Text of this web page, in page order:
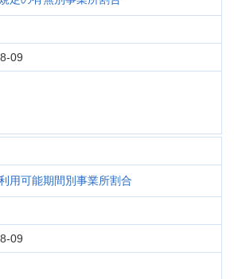
09
用可能期間別事業所割合
09